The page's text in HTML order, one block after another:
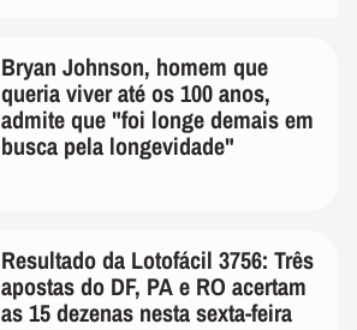
Bryan Johnson, homem que
queria viver até os 100 anos,
admite que "foi longe demais em
busca pela longevidade"
Resultado da Lotofácil 3756: Três
apostas do DF, PA e RO acertam
as 15 dezenas nesta sexta-feira